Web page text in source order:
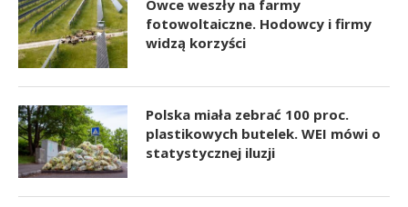
Owce weszły na farmy
fotowoltaiczne. Hodowcy i firmy
widzą korzyści
Polska miała zebrać 100 proc.
plastikowych butelek. WEI mówi o
statystycznej iluzji